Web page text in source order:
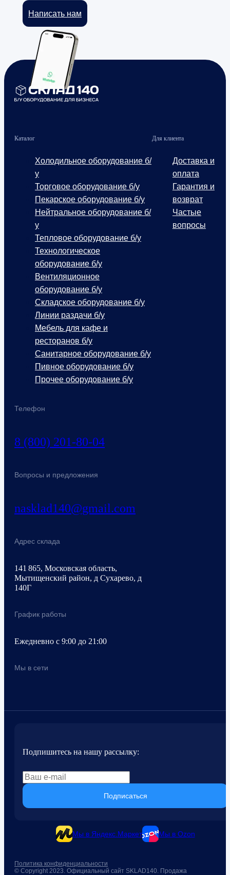
Написать нам
Телефон
8 (800) 201-80-04
Вопросы и предложения
nasklad140@gmail.com
Адрес склада
141 865, Московская область,
Мытищенский район, д Сухарево, д
140Г
График работы
Ежедневно с 9:00 до 21:00
Мы в сети
Каталог
Холодильное оборудование б/
у
Торговое оборудование б/у
Пекарское оборудование б/у
Нейтральное оборудование б/
у
Тепловое оборудование б/у
Технологическое
оборудование б/у
Вентиляционное
оборудование б/у
Складское оборудование б/у
Линии раздачи б/у
Мебель для кафе и
ресторанов б/у
Санитарное оборудование б/у
Пивное оборудование б/у
Прочее оборудование б/у
Для клиента
Доставка и
оплата
Гарантия и
возврат
Частые
вопросы
Подпишитесь на нашу рассылку:
Подписаться
Мы в Яндекс.Маркет Мы в Ozon
© Copyright 2023. Официальный сайт SKLAD140. Продажа
Политика конфиденциальности